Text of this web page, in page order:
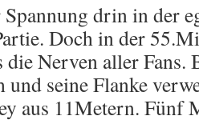
drin in der
Doch in der
die Nerven aller Fans.
und seine Flanke
aus 11Metern. Fünf